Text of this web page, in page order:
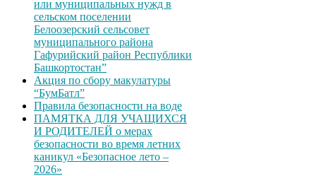
или муниципальных нужд в
сельском поселении
Белоозерский сельсовет
муниципального района
Гафурийский район Республики
Башкортостан”
Акция по сбору макулатуры
“БумБатл”
Правила безопасности на воде
ПАМЯТКА ДЛЯ УЧАЩИХСЯ
И РОДИТЕЛЕЙ о мерах
безопасности во время летних
каникул «Безопасное лето –
2026»